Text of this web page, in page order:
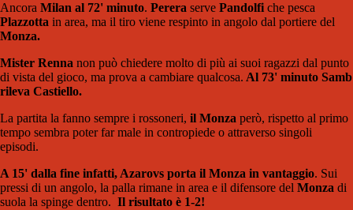
Ancora Milan al 72' minuto. Perera serve Pandolfiche pesca
Plazzotta in area, ma il tiro viene respinto in angolo dal portiere del
Monza.
Mister Renna non può chiedere molto di più ai suoi ragazzi dal punto
di vista del gioco, ma prova a cambiare qualcosa. Al 73' minuto Samb
rileva Castiello.
La partita la fanno sempre i rossoneri, il Monza però, rispetto al primo
tempo sembra poter far male in contropiede o attraverso singoli
episodi.
A 15' dalla fine infatti, Azarovs porta il Monza in vantaggio. Sui
pressi di un angolo, la palla rimane in area e il difensore del Monza di
suola la spinge dentro. Il risultato è 1-2!